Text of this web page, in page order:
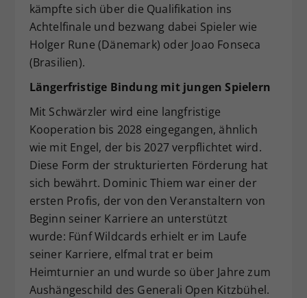
kämpfte sich über die Qualifikation ins
Achtelfinale und bezwang dabei Spieler wie
Holger Rune (Dänemark) oder Joao Fonseca
(Brasilien).
Längerfristige Bindung mit jungen Spielern
Mit Schwärzler wird eine langfristige
Kooperation bis 2028 eingegangen, ähnlich
wie mit Engel, der bis 2027 verpflichtet wird.
Diese Form der strukturierten Förderung hat
sich bewährt. Dominic Thiem war einer der
ersten Profis, der von den Veranstaltern von
Beginn seiner Karriere an unterstützt
wurde: Fünf Wildcards erhielt er im Laufe
seiner Karriere, elfmal trat er beim
Heimturnier an und wurde so über Jahre zum
Aushängeschild des Generali Open Kitzbühel.